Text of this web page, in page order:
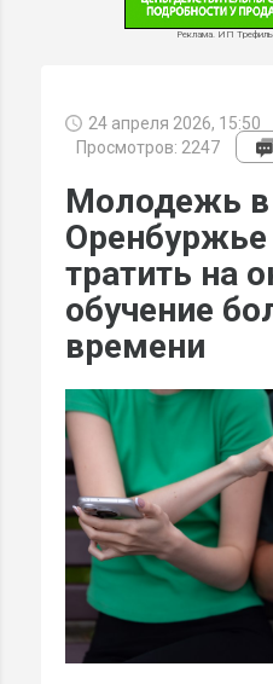
Реклама. ИП
24 апреля 2026, 15:50
Просмотров: 2247
Молодежь в
Оренбуржье
тратить на
обучение
времени